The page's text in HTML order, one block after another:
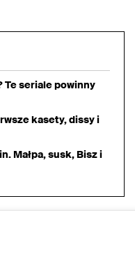
Te seriale powinny
kasety, dissy i
Małpa, susk, Bisz i